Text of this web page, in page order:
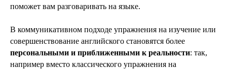
поможет вам разговаривать на языке.
В коммуникативном подходе упражнения на изучение или
совершенствование английского становятся более
персональными и приближенными к реальности: так,
например вместо классического упражнения на